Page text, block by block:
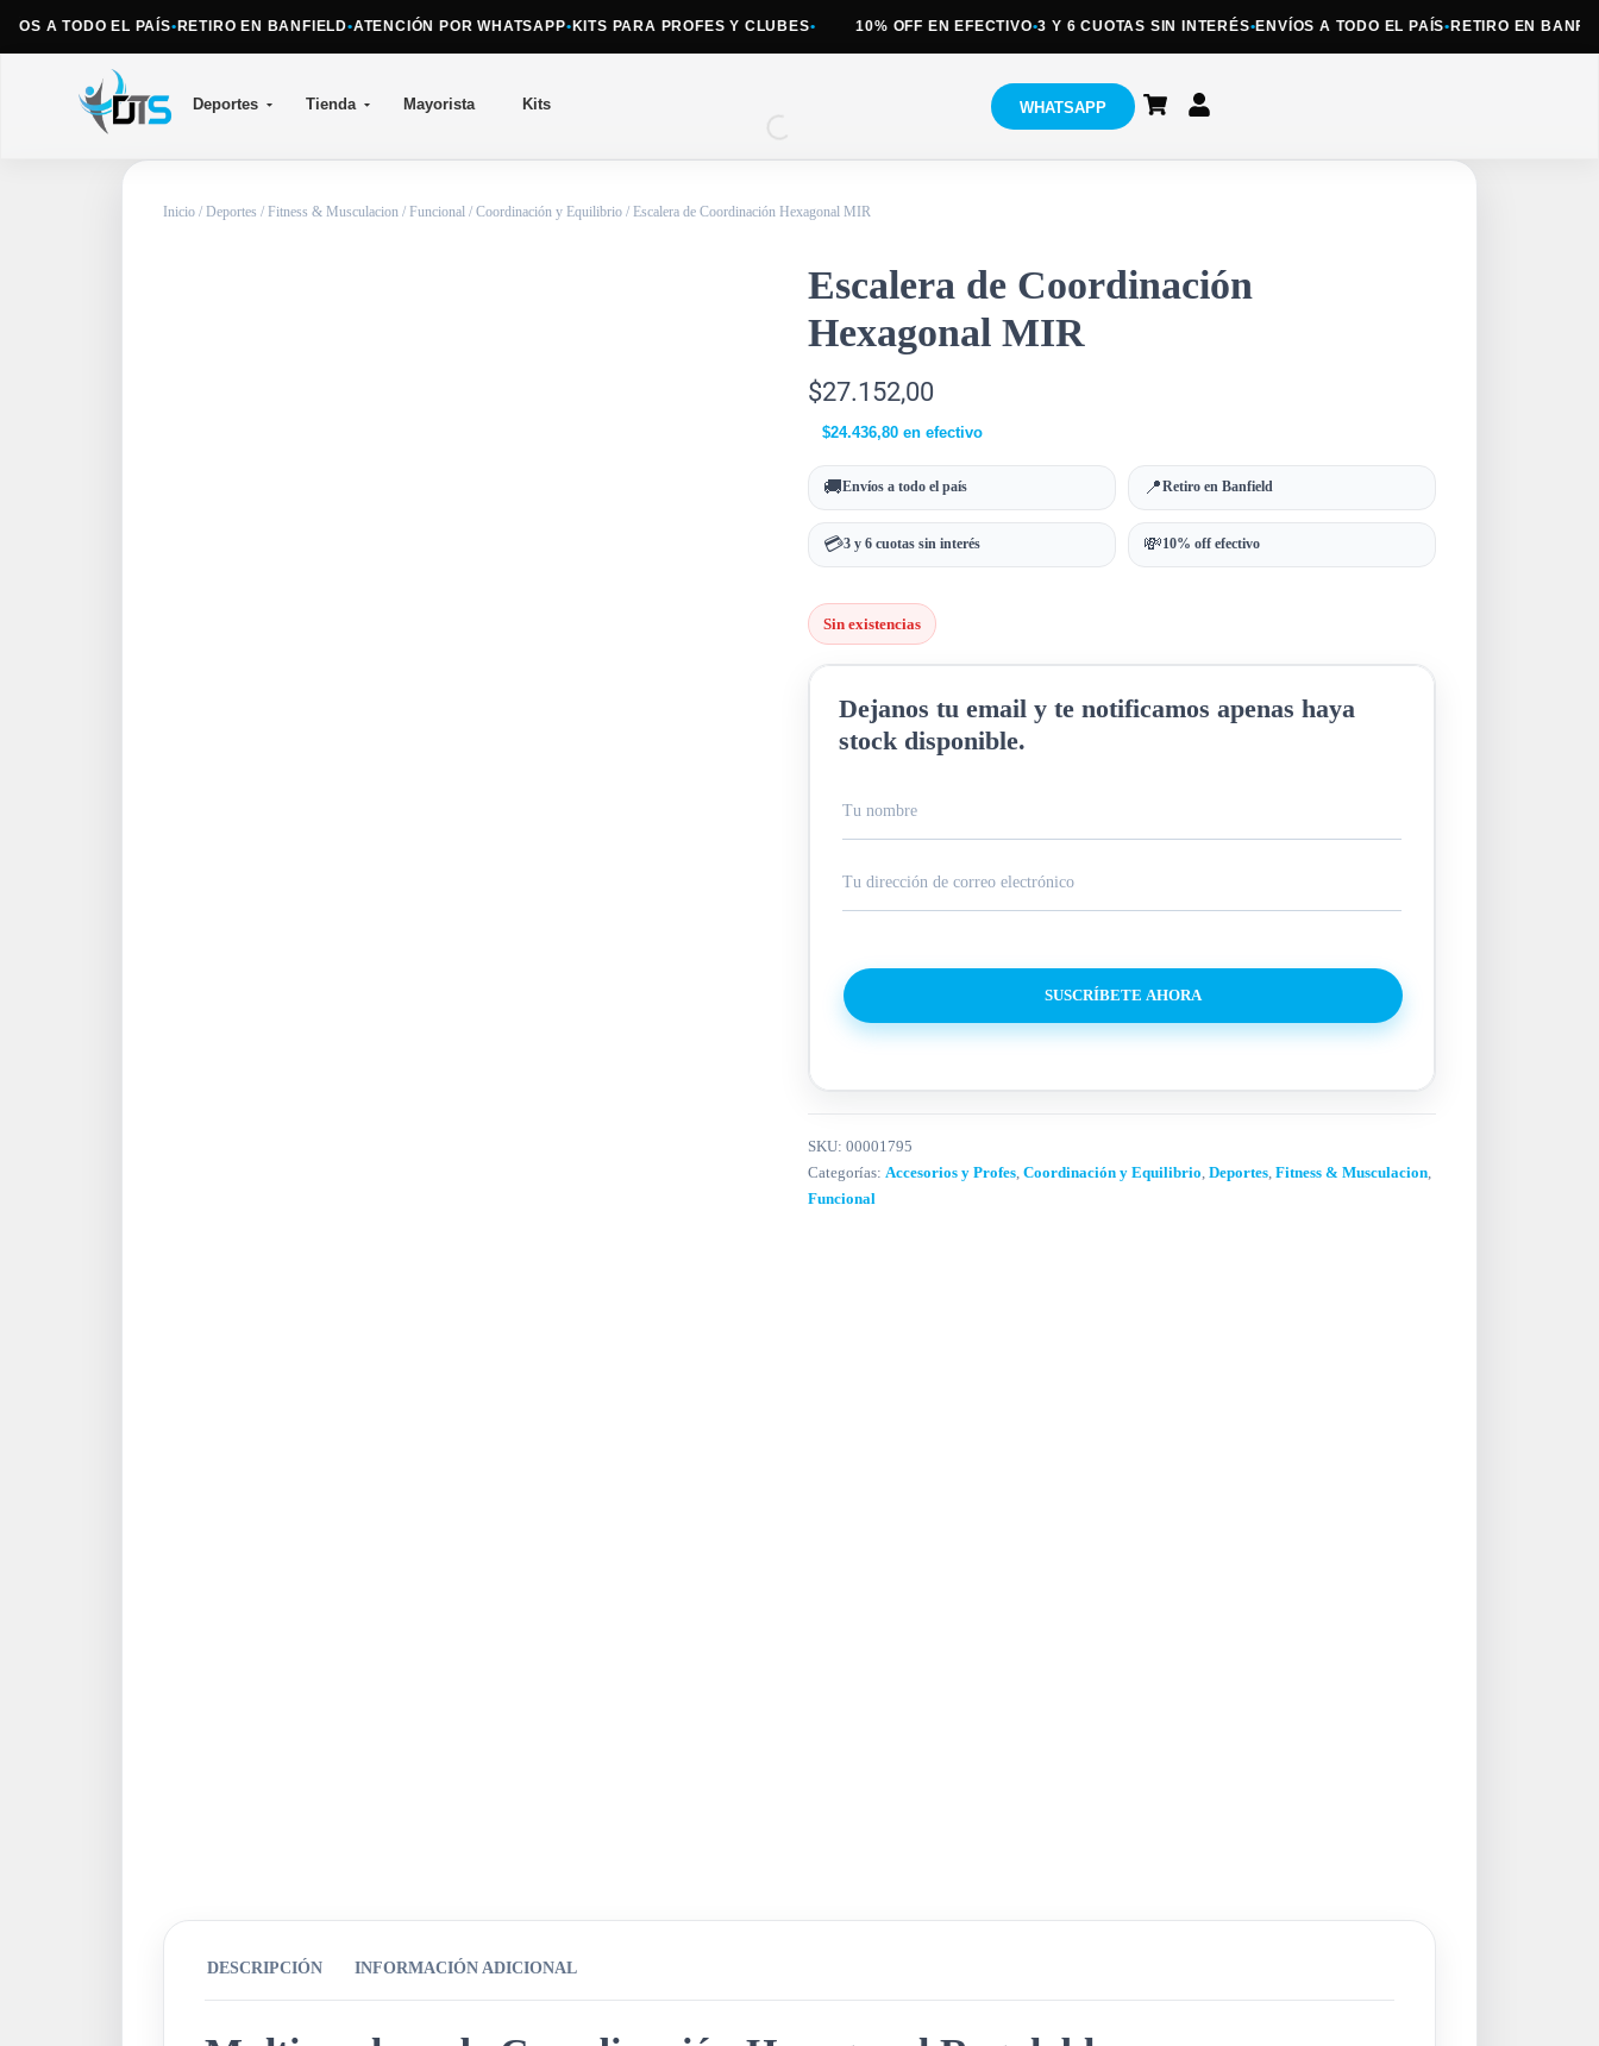
A TODO EL PAÍS•RETIRO EN BANFIELD•ATENCIÓN POR WHATSAPP• KITS PARA PROFES Y CLUBES• 10% OFF EN EFECTIVO •3 Y 6 CUOTAS SIN INTERÉS• ENVÍOS A TODO EL PAÍS•RETIRO EN BANFIELD
Deportes Tienda Mayorista Kits WHATSAPP
Inicio / Deportes / Fitness & Musculacion / Funcional / Coordinación y Equilibrio / Escalera de Coordinación Hexagonal MIR
Escalera de Coordinación
Hexagonal MIR
$27.152,00
$24.436,80en efectivo
🚚Envíos a todo el país 📍Retiro en Banfield
💳3 y 6 cuotas sin interés 💸10% off efectivo
Sin existencias
Dejanos tu email y te notificamos apenas haya
stock disponible.
SUSCRÍBETE AHORA
SKU: 00001795
Categorías: Accesorios y Profes, Coordinación y Equilibrio Deportes, Fitness & Musculacion,
Funcional
DESCRIPCIÓN INFORMACIÓN ADICIONAL